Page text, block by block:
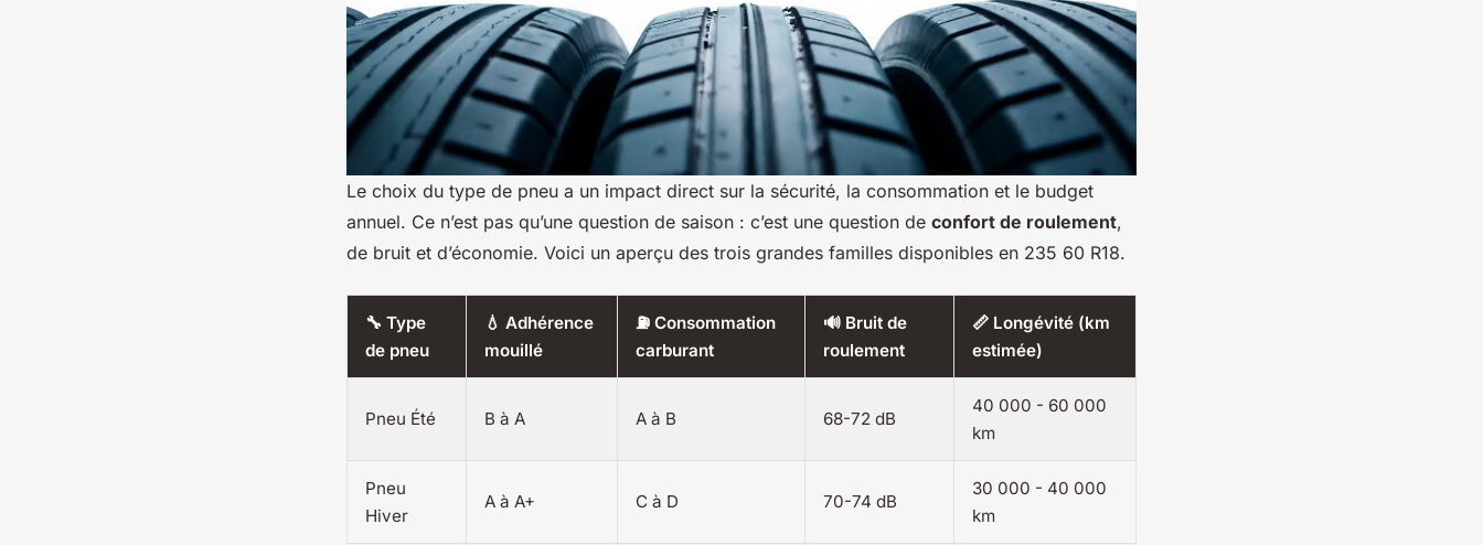
Le choix du type de pneu a un impact direct sur la sécurité, la consommation et le budget
annuel. Ce n’est pas qu’une question de saison : c’est une question de confort de roulement,
de bruit et d’économie. Voici un aperçu des trois grandes familles disponibles en 235 60 R18.
🔧 Type
de pneu
💧 Adhérence
mouillé
⛽ Consommation
carburant
🔊 Bruit de
roulement
📏 Longévité (km
estimée)
Pneu Été B à A A à B 68-72 dB
40 000 - 60 000
km
Pneu
Hiver
A à A+ C à D 70-74 dB
30 000 - 40 000
km